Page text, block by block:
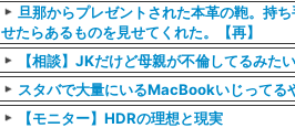
旦那からプレゼントされた本革の鞄。持
せたらあるものを見せてくれた。【再】
【相談】JKだけど母親が不倫してるみた
スタバで大量にいるMacBookいじってる
【モニター】HDRの理想と現実